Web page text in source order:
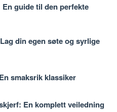
guide til den perfekte
din egen søte og syrlige
smaksrik klassiker
En komplett veiledning